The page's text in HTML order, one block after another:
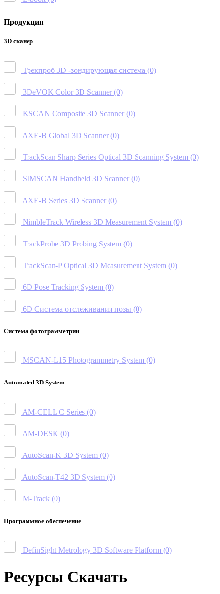
Продукция
3D сканер
Трекпроб 3D -зондирующая система (0)
3DeVOK Color 3D Scanner (0)
KSCAN Composite 3D Scanner (0)
AXE-B Global 3D Scanner (0)
TrackScan Sharp Series Optical 3D Scanning System (0)
SIMSCAN Handheld 3D Scanner (0)
AXE-B Series 3D Scanner (0)
NimbleTrack Wireless 3D Measurement System (0)
TrackProbe 3D Probing System (0)
TrackScan-P Optical 3D Measurement System (0)
6D Pose Tracking System (0)
6D Система отслеживания позы (0)
Система фотограмметрии
MSCAN-L15 Photogrammetry System (0)
Automated 3D System
AM-CELL C Series (0)
AM-DESK (0)
AutoScan-K 3D System (0)
AutoScan-T42 3D System (0)
M-Track (0)
Программное обеспечение
DefinSight Metrology 3D Software Platform (0)
Ресурсы Скачать